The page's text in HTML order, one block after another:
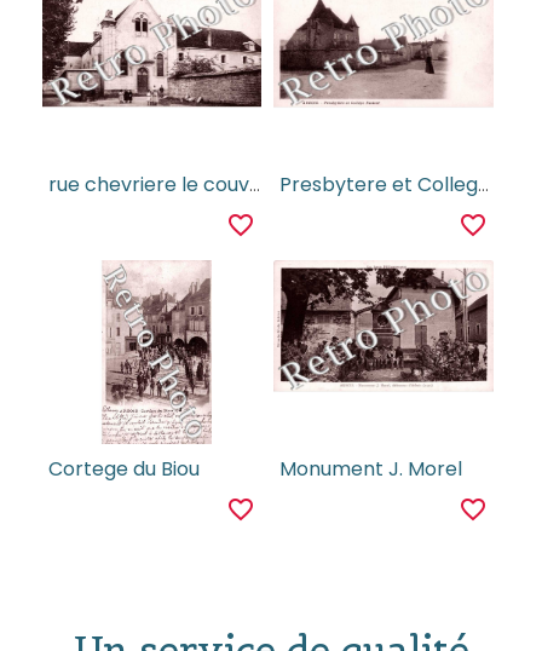
rue chevriere le couvent
favorite_border
Presbytere et College Pasteur
favorite_border
Cortege du Biou
favorite_border
Monument J. Morel
favorite_border